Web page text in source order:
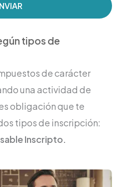
tipos de
de carácter
una actividad de
obligación que te
tipos de inscripción:
Inscripto.